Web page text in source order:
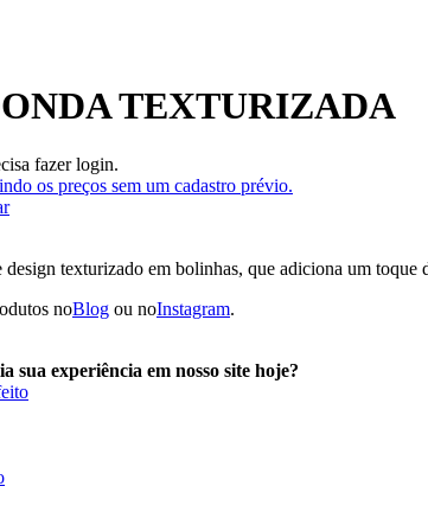
TEXTURIZADA
fazer login.
os preços sem um cadastro prévio.
texturizado em bolinhas, que adiciona um
noBlog ou noInstagram.
sua experiência em nosso site hoje?